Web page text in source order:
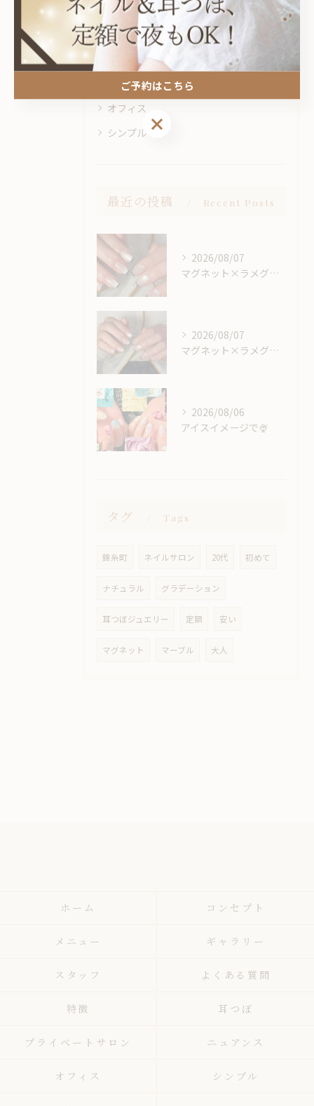
全てのカテゴリー
耳つぼ
プライベートサロン
ニュアンス
オフィス
シンプル
最近の投稿 Recent Posts
2026/08/07
マグネット×ラメグラベースにスキニーフレンチ🖤🎶
2026/08/07
マグネット×ラメグラベースにスキニーフレンチ🖤🎶
2026/08/06
アイスイメージで🍨
タグ Tags
錦糸町 ネイルサロン 20代 初めて
ナチュラル グラデーション
耳つぼジュエリー 定額 安い
マグネット マーブル 大人
ホーム コンセプト
メニュー ギャラリー
スタッフ よくある質問
特徴 耳つぼ
プライベートサロン ニュアンス
オフィス シンプル
ご予約はこちら
ご予約はこちら